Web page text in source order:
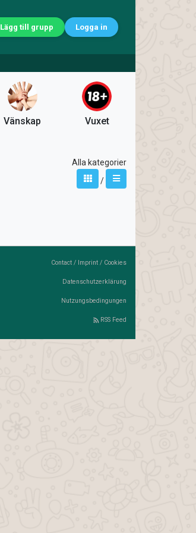
Lägg till grupp Logga in
Vänskap Vuxet
Alla kategorier
/
Contact / Imprint / Cookies
Datenschutzerklärung
Nutzungsbedingungen
RSS Feed